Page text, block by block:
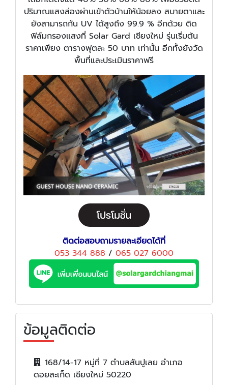
ปริมาณแสงส่องผ่านเข้าตัวบ้านให้น้อยลง สบายตาและ
ยังสามารถกัน UV ได้สูงถึง 99.9 % อีกด้วย ติด
ฟิล์มกรองแสงที่ Solar Gard เชียงใหม่ รุ่นเริ่มต้น
ราคาเพียง ตารางฟุตละ 50 บาท เท่านั้น อีกทั้งยังวัด
พื้นที่และประเมินราคาฟรี
ติดต่อสอบถามรายละเอียดได้ที่
053 344 888 / 065 027 6000
ข้อมูลติดต่อ
168/14-17 หมู่ที่ 7 ตำบลสันปูเลย อำเภอ
ดอยสะเก็ด เชียงใหม่ 50220